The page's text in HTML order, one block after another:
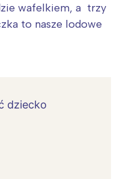
wafelkiem, a trzy
to nasze lodowe